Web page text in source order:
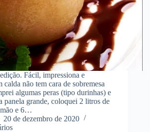
Fácil, impressiona e
calda não tem cara de sobremesa
algumas peras (tipo durinhas) e
panela grande, coloquei 2 litros de
e 6…
20 de dezembro de 2020